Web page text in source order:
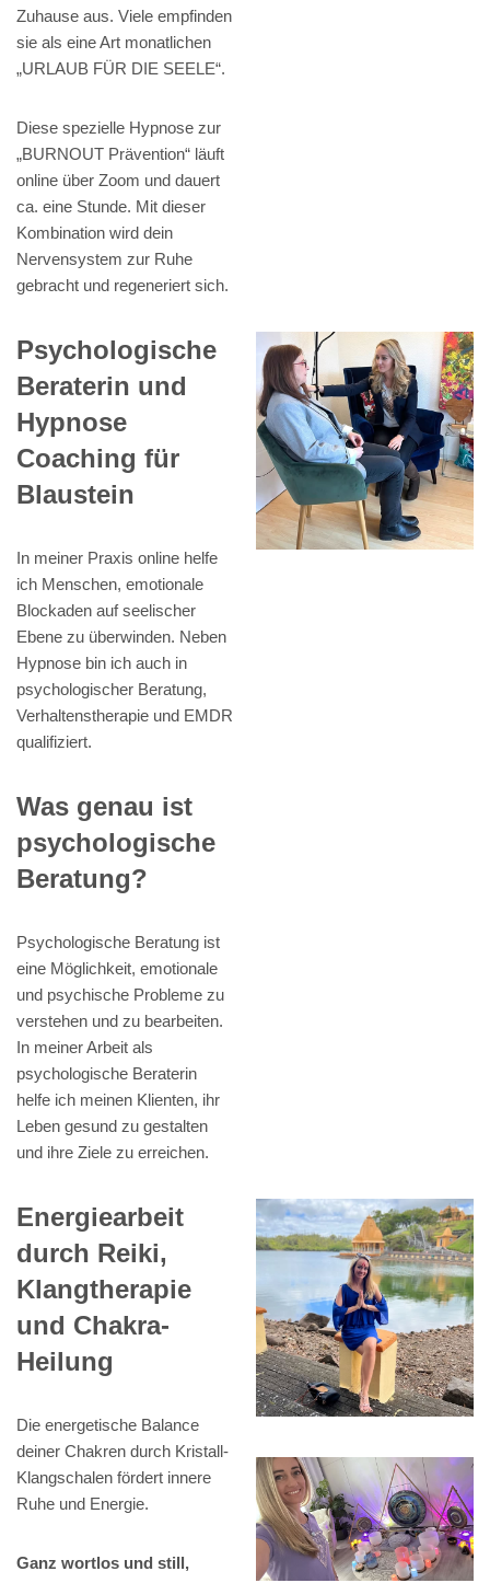
Zuhause aus. Viele empfinden
sie als eine Art monatlichen
„URLAUB FÜR DIE SEELE“.
Diese spezielle Hypnose zur
„BURNOUT Prävention“ läuft
online über Zoom und dauert
ca. eine Stunde. Mit dieser
Kombination wird dein
Nervensystem zur Ruhe
gebracht und regeneriert sich.
Psychologische
Beraterin und
Hypnose
Coaching für
Blaustein
In meiner Praxis online helfe
ich Menschen, emotionale
Blockaden auf seelischer
Ebene zu überwinden. Neben
Hypnose bin ich auch in
psychologischer Beratung,
Verhaltenstherapie und EMDR
qualifiziert.
Was genau ist
psychologische
Beratung?
Psychologische Beratung ist
eine Möglichkeit, emotionale
und psychische Probleme zu
verstehen und zu bearbeiten.
In meiner Arbeit als
psychologische Beraterin
helfe ich meinen Klienten, ihr
Leben gesund zu gestalten
und ihre Ziele zu erreichen.
Energiearbeit
durch Reiki,
Klangtherapie
und Chakra-
Heilung
Die energetische Balance
deiner Chakren durch Kristall-
Klangschalen fördert innere
Ruhe und Energie.
Ganz wortlos und still,